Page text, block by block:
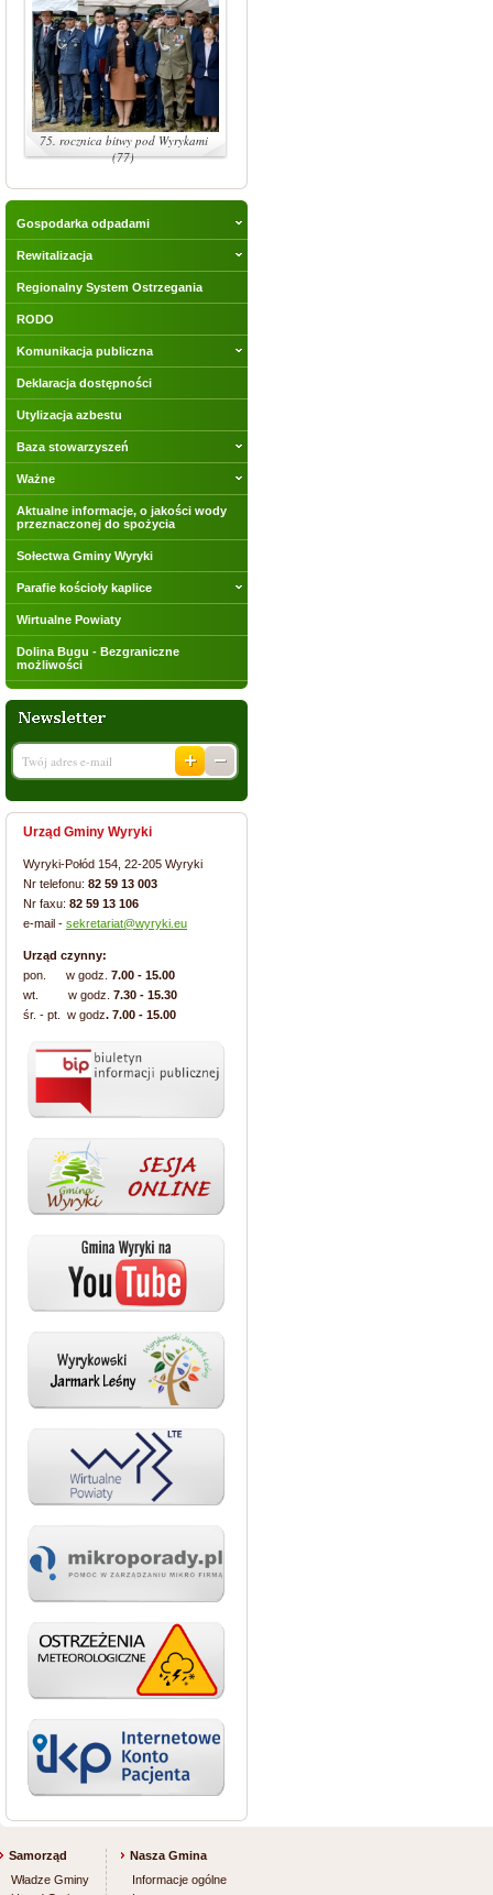
75. rocznica bitwy pod Wyrykami
(77)
Gospodarka odpadami
Rewitalizacja
Regionalny System Ostrzegania
RODO
Komunikacja publiczna
Deklaracja dostępności
Utylizacja azbestu
Baza stowarzyszeń
Ważne
Aktualne informacje, o jakości wody
przeznaczonej do spożycia
Sołectwa Gminy Wyryki
Parafie kościoły kaplice
Wirtualne Powiaty
Dolina Bugu - Bezgraniczne
możliwości
Urząd Gminy Wyryki
Wyryki-Połód 154, 22-205 Wyryki
Nr telefonu: 82 59 13 003
Nr faxu: 82 59 13 106
e-mail - sekretariat@wyryki.eu
Urząd czynny:
pon. w godz. 7.00 - 15.00
wt. w godz. 7.30 - 15.30
śr. - pt. w godz. 7.00 - 15.00
Samorząd
Władze Gminy
Nasza Gmina
Informacje ogólne